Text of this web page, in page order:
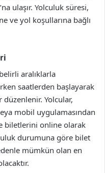
ulaşır. Yolculuk süresi,
ve yol koşullarına bağlı
aralıklarla
saatlerden başlayarak
Yolcular,
mobil uygulamasından
biletlerini online olarak
durumuna göre bilet
mümkün olan en